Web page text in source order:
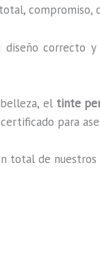
compromiso,
diseño
el tinte
para
total de